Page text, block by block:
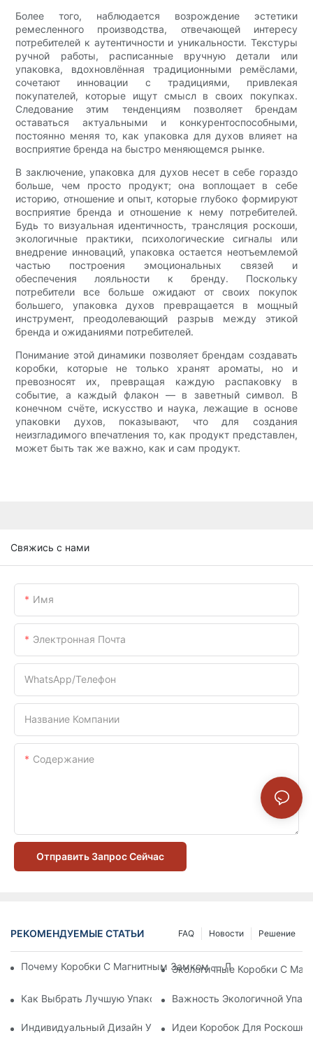
Более того, наблюдается возрождение эстетики
ремесленного производства, отвечающей интересу
потребителей к аутентичности и уникальности. Текстуры
ручной работы, расписанные вручную детали или
упаковка, вдохновлённая традиционными ремёслами,
сочетают инновации с традициями, привлекая
покупателей, которые ищут смысл в своих покупках.
Следование этим тенденциям позволяет брендам
оставаться актуальными и конкурентоспособными,
постоянно меняя то, как упаковка для духов влияет на
восприятие бренда на быстро меняющемся рынке.
В заключение, упаковка для духов несет в себе гораздо
больше, чем просто продукт; она воплощает в себе
историю, отношение и опыт, которые глубоко формируют
восприятие бренда и отношение к нему потребителей.
Будь то визуальная идентичность, трансляция роскоши,
экологичные практики, психологические сигналы или
внедрение инноваций, упаковка остается неотъемлемой
частью построения эмоциональных связей и
обеспечения лояльности к бренду. Поскольку
потребители все больше ожидают от своих покупок
большего, упаковка духов превращается в мощный
инструмент, преодолевающий разрыв между этикой
бренда и ожиданиями потребителей.
Понимание этой динамики позволяет брендам создавать
коробки, которые не только хранят ароматы, но и
превозносят их, превращая каждую распаковку в
событие, а каждый флакон — в заветный символ. В
конечном счёте, искусство и наука, лежащие в основе
упаковки духов, показывают, что для создания
неизгладимого впечатления то, как продукт представлен,
может быть так же важно, как и сам продукт.
Свяжись с нами
Имя
Электронная Почта
WhatsApp/телефон
Название Компании
Содержание
Отправить Запрос Сейчас
РЕКОМЕНДУЕМЫЕ СТАТЬИ Решение
Новости
FAQ
Почему Коробки С Магнитным Замком — Лучший Выбор
Экологичные Коробки С
Как Выбрать Лучшую Упаковку Для Средств По Уходу За
Важность Экологичной
Индивидуальный Дизайн Упаковки Для Средств По
Идеи Коробок Для